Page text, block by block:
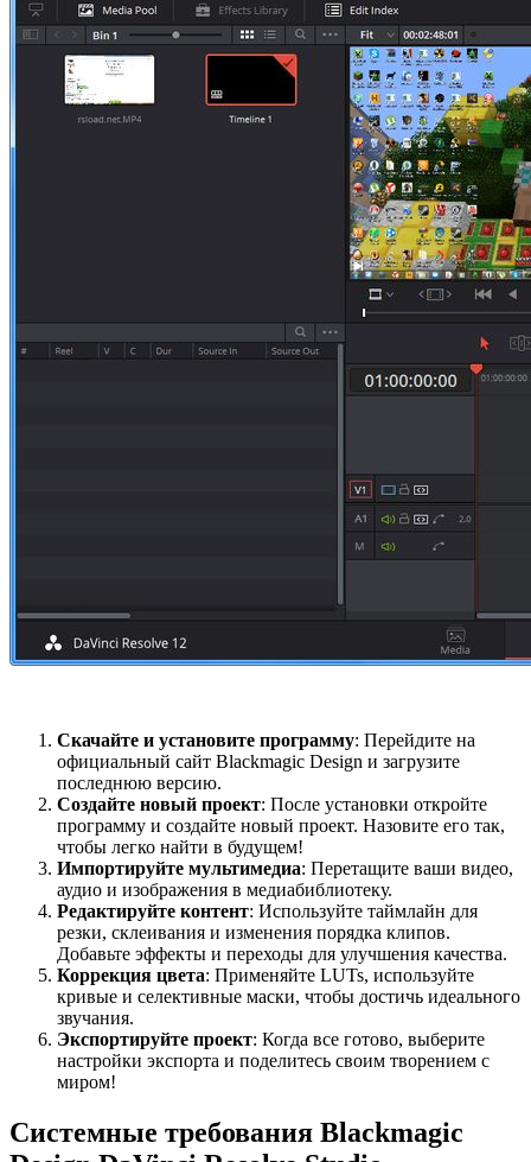
Скачайте и установите программу: Перейдите на
официальный сайт Blackmagic Design и загрузите
последнюю версию.
Создайте новый проект: После установки откройте
программу и создайте новый проект. Назовите его так,
чтобы легко найти в будущем!
Импортируйте мультимедиа: Перетащите ваши видео,
аудио и изображения в медиабиблиотеку.
Редактируйте контент: Используйте таймлайн для
резки, склеивания и изменения порядка клипов.
Добавьте эффекты и переходы для улучшения качества.
Коррекция цвета: Применяйте LUTs, используйте
кривые и селективные маски, чтобы достичь идеального
звучания.
Экспортируйте проект: Когда все готово, выберите
настройки экспорта и поделитесь своим творением с
миром!
Системные требования Blackmagic